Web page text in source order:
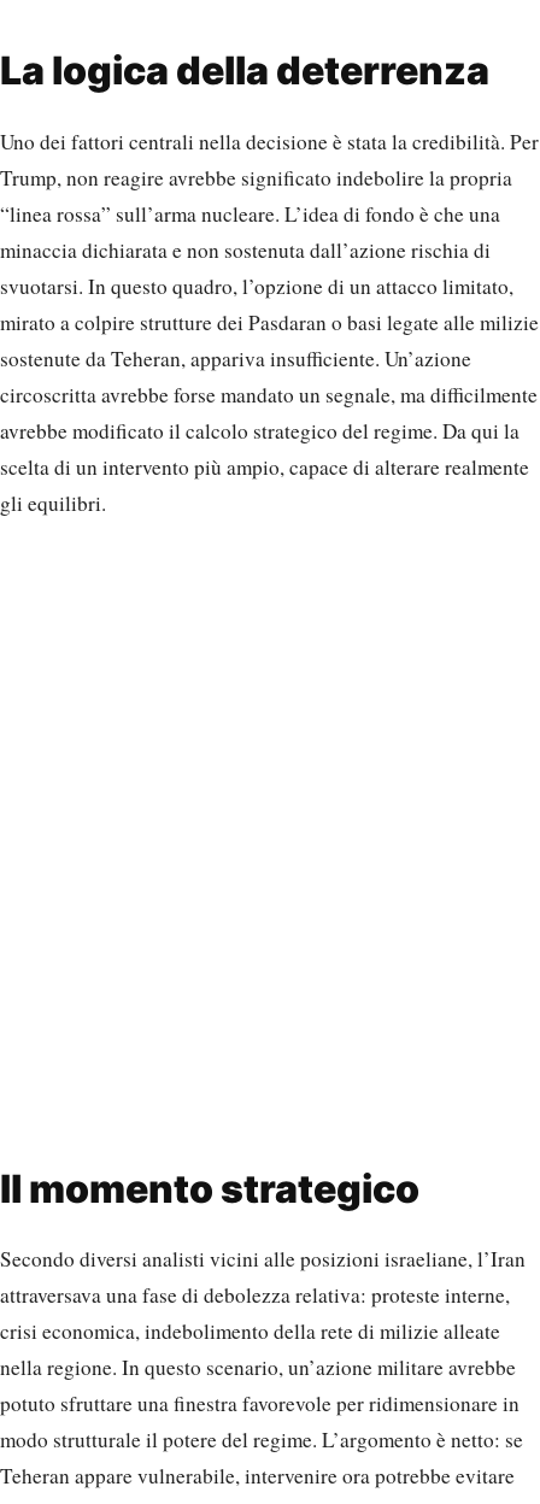
La logica della deterrenza
Uno dei fattori centrali nella decisione è stata la credibilità. Per
Trump, non reagire avrebbe significato indebolire la propria
“linea rossa” sull’arma nucleare. L’idea di fondo è che una
minaccia dichiarata e non sostenuta dall’azione rischia di
svuotarsi. In questo quadro, l’opzione di un attacco limitato,
mirato a colpire strutture dei Pasdaran o basi legate alle milizie
sostenute da Teheran, appariva insufficiente. Un’azione
circoscritta avrebbe forse mandato un segnale, ma difficilmente
avrebbe modificato il calcolo strategico del regime. Da qui la
scelta di un intervento più ampio, capace di alterare realmente
gli equilibri.
Il momento strategico
Secondo diversi analisti vicini alle posizioni israeliane, l’Iran
attraversava una fase di debolezza relativa: proteste interne,
crisi economica, indebolimento della rete di milizie alleate
nella regione. In questo scenario, un’azione militare avrebbe
potuto sfruttare una finestra favorevole per ridimensionare in
modo strutturale il potere del regime. L’argomento è netto: se
Teheran appare vulnerabile, intervenire ora potrebbe evitare